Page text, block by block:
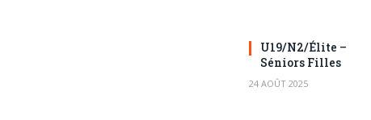
U19/N2/Élite –
Séniors Filles
24 AOÛT 2025